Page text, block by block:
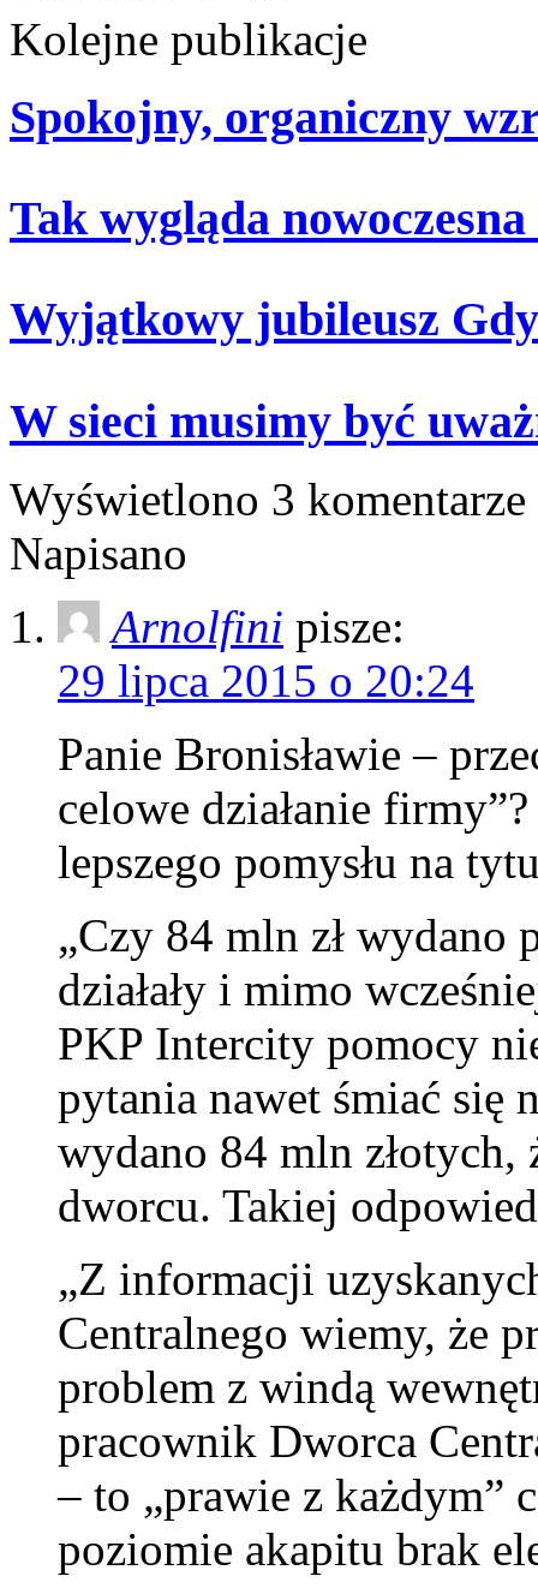
Kolejne publikacje
Spokojny, organiczny
Tak wygląda
Wyjątkowy jubileusz
W sieci musimy być
Wyświetlono 3 komentarze
Napisano
Arnolfini pisze:
29 lipca 2015 o 20:24
Panie Bronisławie –
celowe działanie
lepszego pomysłu na
„Czy 84 mln zł wydano
działały i mimo
PKP Intercity pomocy
pytania nawet śmiać się
wydano 84 mln złotych,
dworcu. Takiej
„Z informacji
Centralnego wiemy, że
problem z windą
pracownik Dworca
– to „prawie z każdym”
poziomie akapitu brak